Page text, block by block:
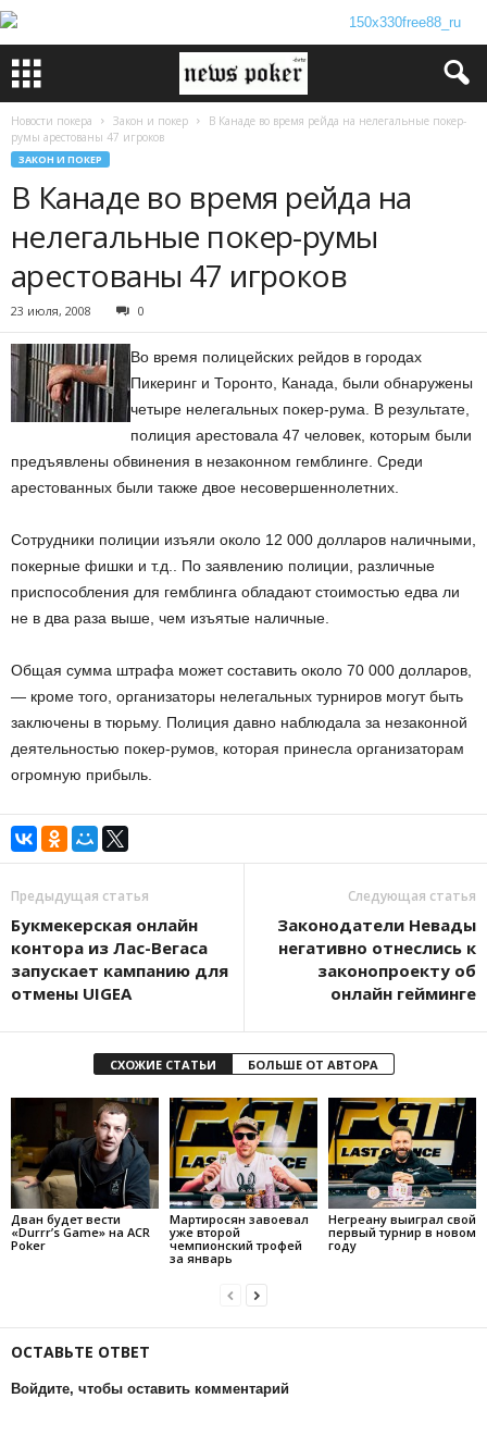
Новости покера Закон и покер
В Канаде во время рейда на нелегальные покер-
румы арестованы 47 игроков
ЗАКОН И ПОКЕР
В Канаде во время рейда на
нелегальные покер-румы
арестованы 47 игроков
23 июля, 2008 0
Во время полицейских рейдов в городах
Пикеринг и Торонто, Канада, были обнаружены
четыре нелегальных покер-рума. В результате,
полиция арестовала 47 человек, которым были
предъявлены обвинения в незаконном гемблинге. Среди
арестованных были также двое несовершеннолетних.
Сотрудники полиции изъяли около 12 000 долларов наличными,
покерные фишки и т.д.. По заявлению полиции, различные
приспособления для гемблинга обладают стоимостью едва ли
не в два раза выше, чем изъятые наличные.
Общая сумма штрафа может составить около 70 000 долларов,
— кроме того, организаторы нелегальных турниров могут быть
заключены в тюрьму. Полиция давно наблюдала за незаконной
деятельностью покер-румов, которая принесла организаторам
огромную прибыль.
Предыдущая статья
Букмекерская онлайн
контора из Лас-Вегаса
запускает кампанию для
отмены UIGEA
Следующая статья
Законодатели Невады
негативно отнеслись к
законопроекту об
онлайн гейминге
СХОЖИЕ СТАТЬИ БОЛЬШЕ ОТ АВТОРА
Дван будет вести
«Durrr’s Game» на ACR
Poker
Мартиросян завоевал
уже второй
чемпионский трофей
за январь
Негреану выиграл свой
первый турнир в новом
году
ОСТАВЬТЕ ОТВЕТ
Войдите, чтобы оставить комментарий